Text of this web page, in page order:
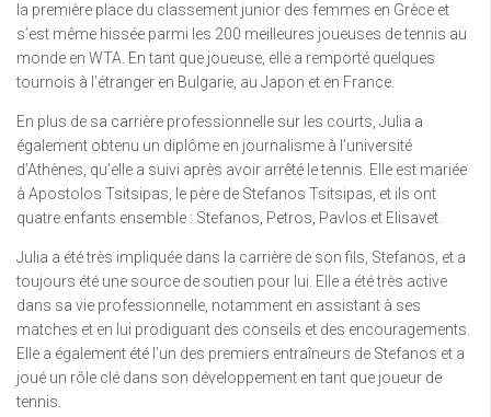
la première place du classement junior des femmes en Grèce et
s’est même hissée parmi les 200 meilleures joueuses de tennis au
monde en WTA. En tant que joueuse, elle a remporté quelques
tournois à l’étranger en Bulgarie, au Japon et en France.
En plus de sa carrière professionnelle sur les courts, Julia a
également obtenu un diplôme en journalisme à l’université
d’Athènes, qu’elle a suivi après avoir arrêté le tennis. Elle est mariée
à Apostolos Tsitsipas, le père de Stefanos Tsitsipas, et ils ont
quatre enfants ensemble : Stefanos, Petros, Pavlos et Elisavet.
Julia a été très impliquée dans la carrière de son fils, Stefanos, et a
toujours été une source de soutien pour lui. Elle a été très active
dans sa vie professionnelle, notamment en assistant à ses
matches et en lui prodiguant des conseils et des encouragements.
Elle a également été l’un des premiers entraîneurs de Stefanos et a
joué un rôle clé dans son développement en tant que joueur de
tennis.